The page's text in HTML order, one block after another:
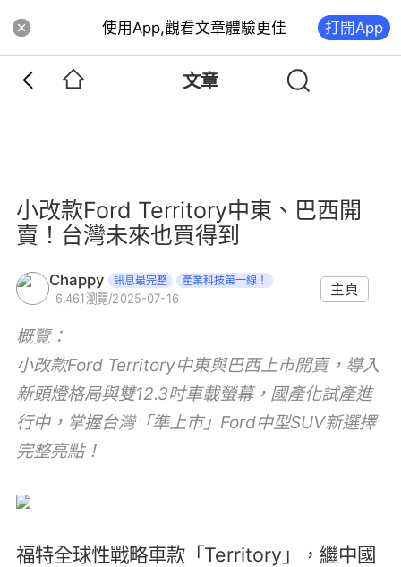
使用App,觀看文章體驗更佳 打開App
文章
小改款Ford Territory中東、巴西開
賣！台灣未來也買得到
Chappy 訊息最完整 產業科技第一線！
6,461瀏覽/2025-07-16
主頁
概覽：
小改款Ford Territory中東與巴西上市開賣，導入
新頭燈格局與雙12.3吋車載螢幕，國產化試產進
行中，掌握台灣「準上市」Ford中型SUV新選擇
完整亮點！
福特全球性戰略車款「Territory」，繼中國